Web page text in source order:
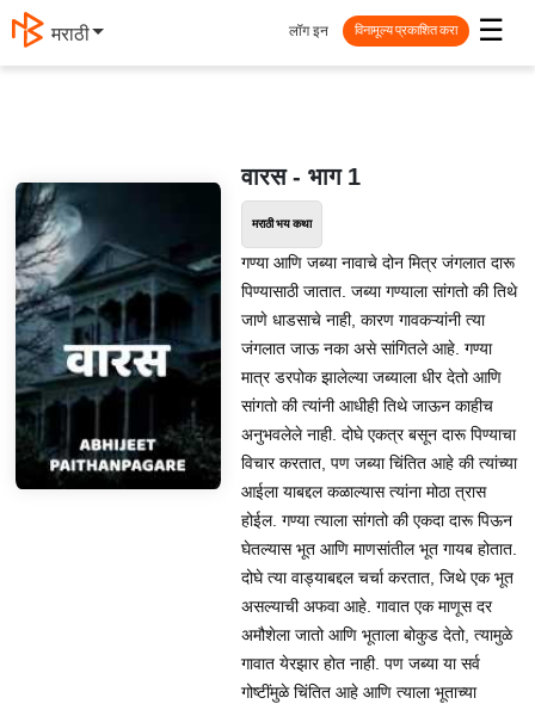
मराठी ☰
लॉग इन विनामूल्य प्रकाशित करा
वारस - भाग 1
मराठी भय कथा
गण्या आणि जब्या नावाचे दोन मित्र जंगलात दारू
पिण्यासाठी जातात. जब्या गण्याला सांगतो की तिथे
जाणे धाडसाचे नाही, कारण गावकऱ्यांनी त्या
जंगलात जाऊ नका असे सांगितले आहे. गण्या
मात्र डरपोक झालेल्या जब्याला धीर देतो आणि
सांगतो की त्यांनी आधीही तिथे जाऊन काहीच
अनुभवलेले नाही. दोघे एकत्र बसून दारू पिण्याचा
विचार करतात, पण जब्या चिंतित आहे की त्यांच्या
आईला याबद्दल कळाल्यास त्यांना मोठा त्रास
होईल. गण्या त्याला सांगतो की एकदा दारू पिऊन
घेतल्यास भूत आणि माणसांतील भूत गायब होतात.
दोघे त्या वाड्याबद्दल चर्चा करतात, जिथे एक भूत
असल्याची अफवा आहे. गावात एक माणूस दर
अमौशेला जातो आणि भूताला बोकुड देतो, त्यामुळे
गावात येरझार होत नाही. पण जब्या या सर्व
गोष्टींमुळे चिंतित आहे आणि त्याला भूताच्या